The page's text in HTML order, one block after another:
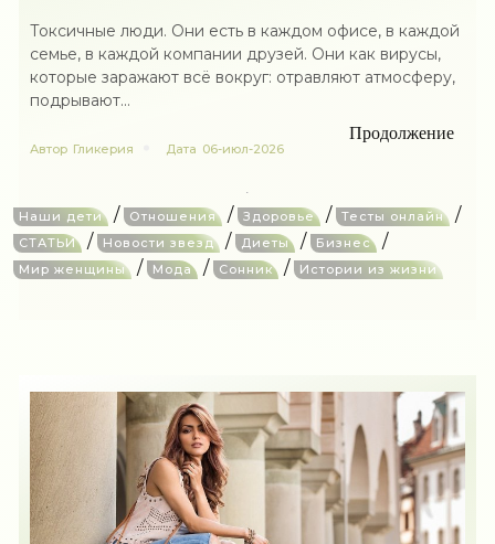
Токсичные люди. Они есть в каждом офисе, в каждой
семье, в каждой компании друзей. Они как вирусы,
которые заражают всё вокруг: отравляют атмосферу,
подрывают...
Продолжение
Автор Гликерия Дата 06-июл-2026
Наши дети / Отношения / Здоровье / Тесты онлайн /
СТАТЬИ / Новости звезд / Диеты / Бизнес /
Мир женщины / Мода / Сонник / Истории из жизни